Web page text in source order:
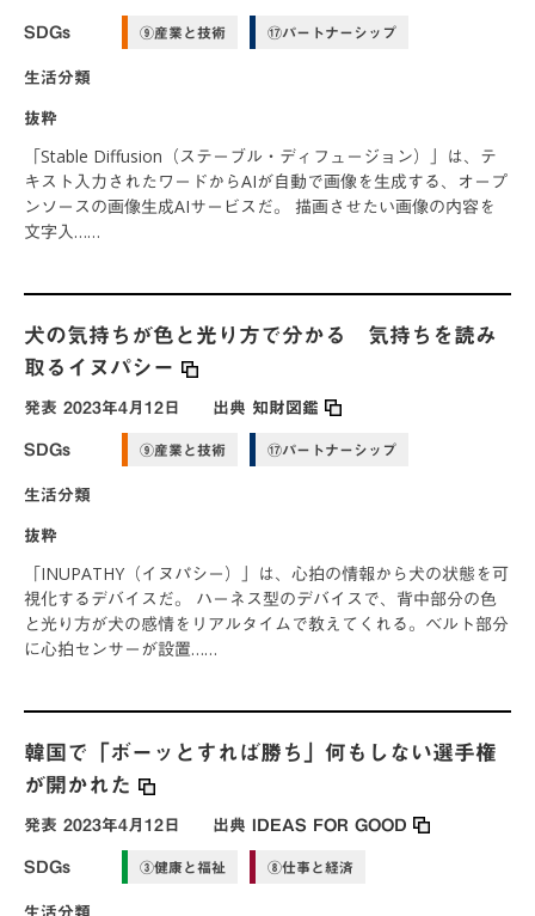
SDGs ⑨産業と技術 ⑰パートナーシップ
生活分類
抜粋
「Stable Diffusion（ステーブル・ディフュージョン）」は、テ
キスト入力されたワードからAIが自動で画像を生成する、オープ
ンソースの画像生成AIサービスだ。 描画させたい画像の内容を
文字入……
犬の気持ちが色と光り方で分かる 気持ちを読み
取るイヌパシー
発表 2023年4月12日 出典 知財図鑑
SDGs ⑨産業と技術 ⑰パートナーシップ
生活分類
抜粋
「INUPATHY（イヌパシー）」は、心拍の情報から犬の状態を可
視化するデバイスだ。 ハーネス型のデバイスで、背中部分の色
と光り方が犬の感情をリアルタイムで教えてくれる。ベルト部分
に心拍センサーが設置……
韓国で「ボーッとすれば勝ち」何もしない選手権
が開かれた
発表 2023年4月12日 出典 IDEAS FOR GOOD
SDGs ③健康と福祉 ⑧仕事と経済
生活分類